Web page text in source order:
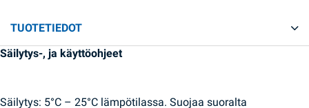
TUOTETIEDOT
Säilytys-, ja käyttöohjeet
Säilytys: 5°C – 25°C lämpötilassa. Suojaa suoralta